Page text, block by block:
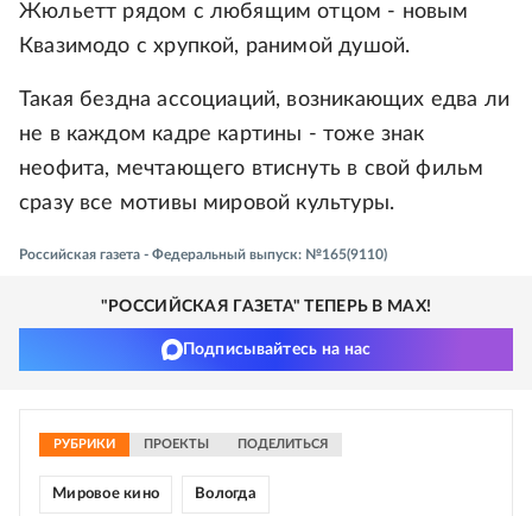
Жюльетт рядом с любящим отцом - новым
Квазимодо с хрупкой, ранимой душой.
Такая бездна ассоциаций, возникающих едва ли
не в каждом кадре картины - тоже знак
неофита, мечтающего втиснуть в свой фильм
сразу все мотивы мировой культуры.
Российская газета - Федеральный выпуск: №165(9110)
"РОССИЙСКАЯ ГАЗЕТА" ТЕПЕРЬ В MAX!
Подписывайтесь на нас
РУБРИКИ ПРОЕКТЫ ПОДЕЛИТЬСЯ
Мировое кино Вологда